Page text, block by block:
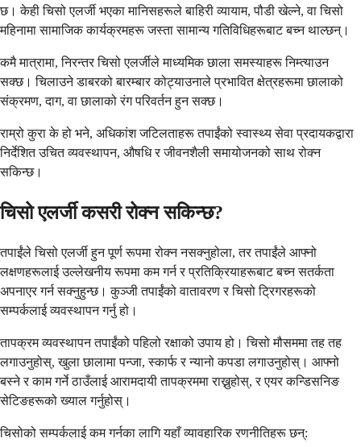
छ। केही चिसो एलर्जी भएका मानिसहरूले बाहिरी व्यायाम, पौडी खेल्ने, वा चिसो
महिनामा सामाजिक कार्यक्रमहरू जस्ता सामान्य गतिविधिहरूबाट बच्न थाल्छन्।
कमै मात्रामा, निरन्तर चिसो एलर्जीले माध्यमिक छाला समस्याहरू निम्त्याउन
सक्छ। चिलाउने डाबरको बारम्बार कोट्याउनाले प्रभावित क्षेत्रहरूमा छालाको
संक्रमण, दाग, वा छालाको रंग परिवर्तन हुन सक्छ।
राम्रो कुरा के हो भने, अधिकांश जटिलताहरू तपाईंको स्वास्थ्य सेवा प्रदायकद्वारा
निर्देशित उचित व्यवस्थापन, औषधि र जीवनशैली समायोजनको साथ रोक्न
सकिन्छ।
चिसो एलर्जी कसरी रोक्न सकिन्छ?
तपाईंले चिसो एलर्जी हुन पूर्ण रूपमा रोक्न नसक्नुहोला, तर तपाईंले आफ्नो
लक्षणहरूलाई उल्लेखनीय रूपमा कम गर्न र प्रतिक्रियाहरूबाट बच्न सतर्कता
अपनाएर गर्न सक्नुहुन्छ। कुञ्जी तपाईंको वातावरण र चिसो ट्रिगरहरूको
सम्पर्कलाई व्यवस्थापन गर्नु हो।
तापक्रम व्यवस्थापन तपाईंको पहिलो रक्षाको उपाय हो। चिसो मौसममा तह तह
लगाउनुहोस्, खुला छालामा पन्जा, स्कार्फ र न्यानो कपडा लगाउनुहोस्। आफ्नो
बस्ने र काम गर्ने ठाउँलाई आरामदायी तापक्रममा राख्नुहोस्, र एयर कन्डिसनिङ
सेटिङहरूको ख्याल गर्नुहोस्।
चिसोको सम्पर्कलाई कम गर्नका लागि यहाँ व्यावहारिक रणनीतिहरू छन्: